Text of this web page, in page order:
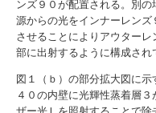
ンズ９０が配置される。別
源からの光をインナーレン
させることによりアウター
部に出射するように構成され
図１（ｂ）の部分拡大図に
４０の内壁に光輝性蒸着層